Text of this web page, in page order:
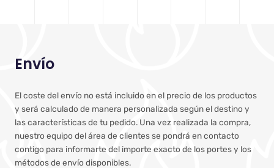
Envío
El coste del envío no está incluido en el precio de los productos
y será calculado de manera personalizada según el destino y
las características de tu pedido. Una vez realizada la compra,
nuestro equipo del área de clientes se pondrá en contacto
contigo para informarte del importe exacto de los portes y los
métodos de envío disponibles.